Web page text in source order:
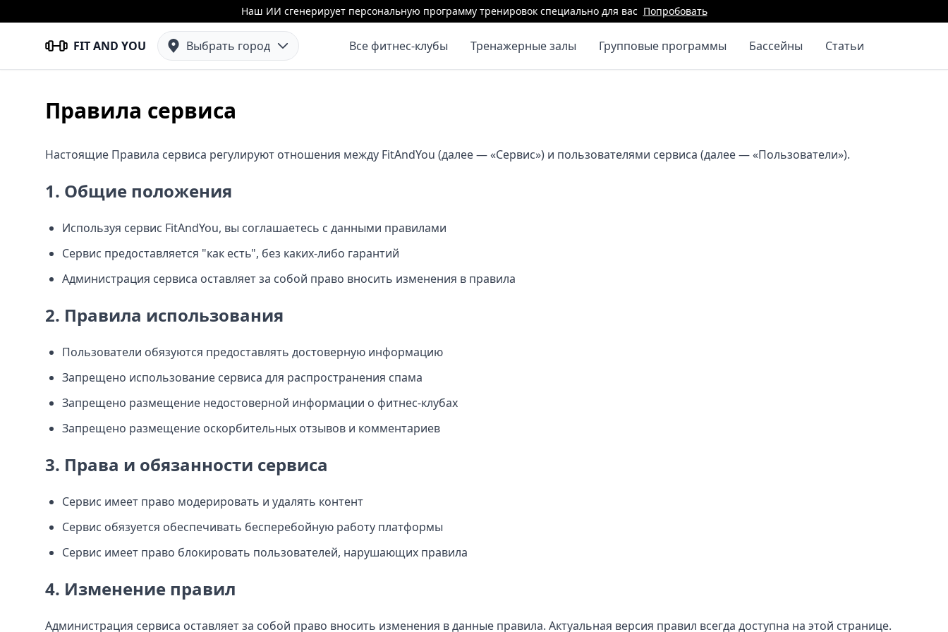
Наш ИИ сгенерирует персональную программу тренировок специально для вас Попробовать
FIT AND YOU Выбрать город Все фитнес-клубы Тренажерные залы Групповые программы Бассейны Статьи
Правила сервиса
Настоящие Правила сервиса регулируют отношения между FitAndYou (далее — «Сервис») и пользователями сервиса (далее — «Пользователи»).
1. Общие положения
Используя сервис FitAndYou, вы соглашаетесь с данными правилами
Сервис предоставляется "как есть", без каких-либо гарантий
Администрация сервиса оставляет за собой право вносить изменения в правила
2. Правила использования
Пользователи обязуются предоставлять достоверную информацию
Запрещено использование сервиса для распространения спама
Запрещено размещение недостоверной информации о фитнес-клубах
Запрещено размещение оскорбительных отзывов и комментариев
3. Права и обязанности сервиса
Сервис имеет право модерировать и удалять контент
Сервис обязуется обеспечивать бесперебойную работу платформы
Сервис имеет право блокировать пользователей, нарушающих правила
4. Изменение правил
Администрация сервиса оставляет за собой право вносить изменения в данные правила. Актуальная версия правил всегда доступна на этой странице.